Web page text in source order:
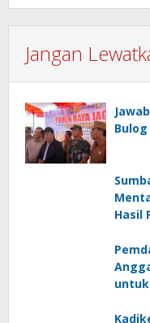
Jangan
Bulog
Hasil
untuk